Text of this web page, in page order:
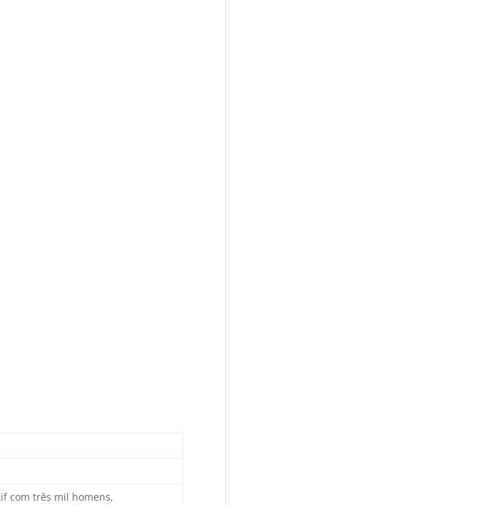
com três mil homens,